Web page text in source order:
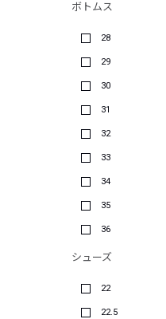
ボトムス
28
29
30
31
32
33
34
35
36
シューズ
22
22.5